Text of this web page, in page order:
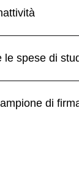
le spese di
di